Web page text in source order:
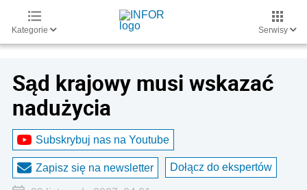
Kategorie Serwisy
Sąd krajowy musi wskazać
nadużycia
Subskrybuj nas na Youtube
Zapisz się na newsletter Dołącz do ekspertów